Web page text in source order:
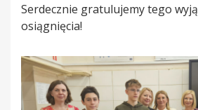
Serdecznie gratulujemy tego
osiągnięcia!